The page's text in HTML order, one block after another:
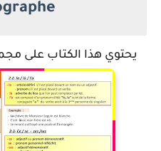
يحتوي هذا الكتاب على